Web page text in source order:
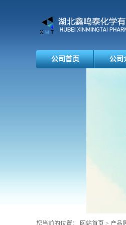
公司首页 公司
您当前的位置： 网站首页 > 产品